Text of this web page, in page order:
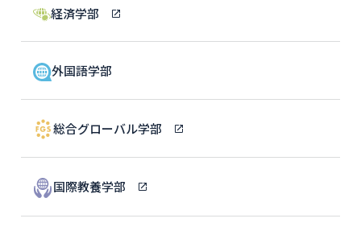
経済学部
外国語学部
総合グローバル学部
国際教養学部